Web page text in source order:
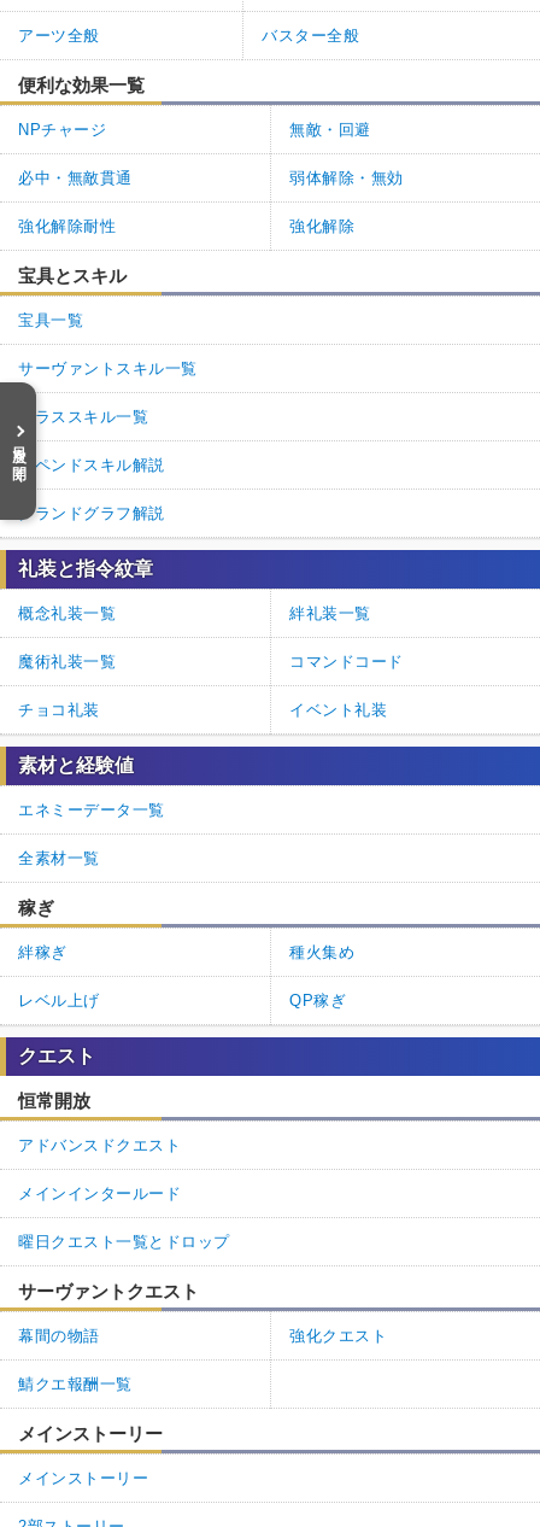
目次を開く
アーツ全般 バスター全般
便利な効果一覧
NPチャージ 無敵・回避
必中・無敵貫通 弱体解除・無効
強化解除耐性 強化解除
宝具とスキル
宝具一覧
サーヴァントスキル一覧
クラススキル一覧
アペンドスキル解説
グランドグラフ解説
礼装と指令紋章
概念礼装一覧 絆礼装一覧
魔術礼装一覧 コマンドコード
チョコ礼装 イベント礼装
素材と経験値
エネミーデータ一覧
全素材一覧
稼ぎ
絆稼ぎ 種火集め
レベル上げ QP稼ぎ
クエスト
恒常開放
アドバンスドクエスト
メインインタールード
曜日クエスト一覧とドロップ
サーヴァントクエスト
幕間の物語 強化クエスト
鯖クエ報酬一覧
メインストーリー
メインストーリー